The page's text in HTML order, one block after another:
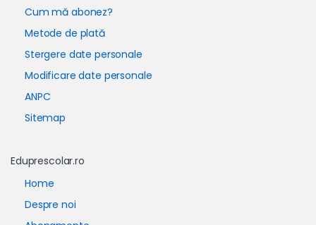
Cum mă abonez?
Metode de plată
Stergere date personale
Modificare date personale
ANPC
Sitemap
Eduprescolar.ro
Home
Despre noi